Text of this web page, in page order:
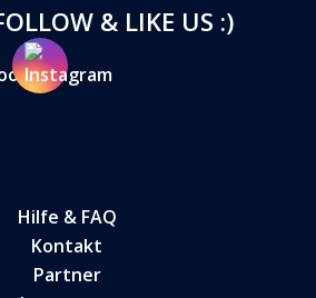
& LIKE US :)
Hilfe & FAQ
Kontakt
Partner